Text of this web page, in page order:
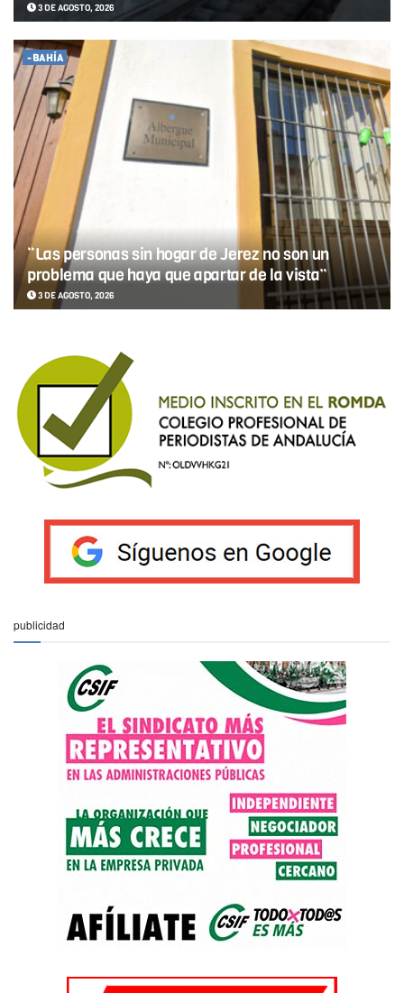
3 DE AGOSTO, 2026
-BAHÍA
“Las personas sin hogar de Jerez no son un
problema que haya que apartar de la vista”
3 DE AGOSTO, 2026
publicidad